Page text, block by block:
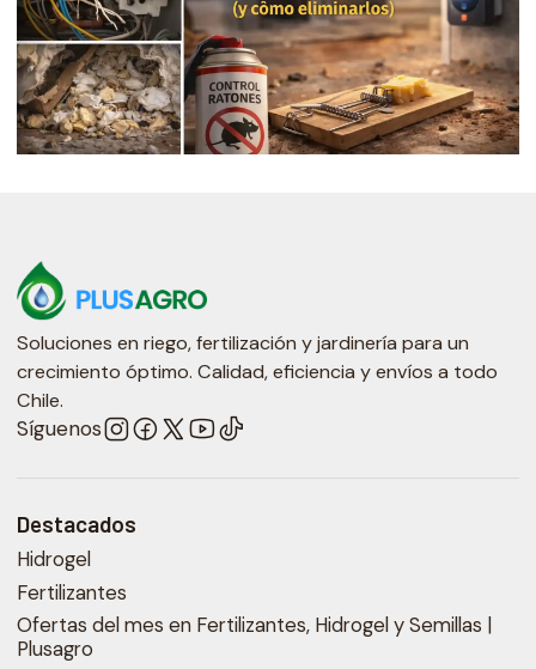
Soluciones en riego, fertilización y jardinería para un
crecimiento óptimo. Calidad, eficiencia y envíos a todo
Chile.
Síguenos
Destacados
Hidrogel
Fertilizantes
Ofertas del mes en Fertilizantes, Hidrogel y Semillas |
Plusagro